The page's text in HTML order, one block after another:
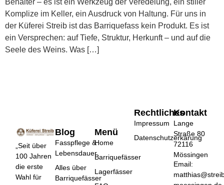
Komplize im Keller, ein Ausdruck von Haltung. Für uns in
der Küferei Streib ist das Barriquefass kein Produkt. Es ist
ein Versprechen: auf Tiefe, Struktur, Herkunft – und auf die
Seele des Weins. Was […]
„Seit über
100 Jahren
die erste
Wahl für
Rechtliches
Impressum
Datenschutzerkärung
Menü
Home
Barriquefässer
Lagerfässer
Blog
Fasspflege &
Lebensdauer
Alles über
Barriquefässer
Kontakt
Lange
Straße 80
72116
Mössingen
Email: